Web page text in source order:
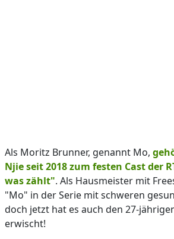
Als Moritz Brunner, genannt Mo,
Njie seit 2018 zum festen Cast der
was zählt". Als Hausmeister mit
"Mo" in der Serie mit schweren
doch jetzt hat es auch den 27-
erwischt!